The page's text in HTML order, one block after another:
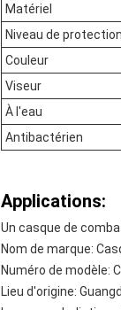
Matériel
Niveau de protection
Couleur
Viseur
À l'eau
Antibactérien
Applications:
Un casque de
Nom de marque:
Numéro de modèle:
Lieu d'origine: